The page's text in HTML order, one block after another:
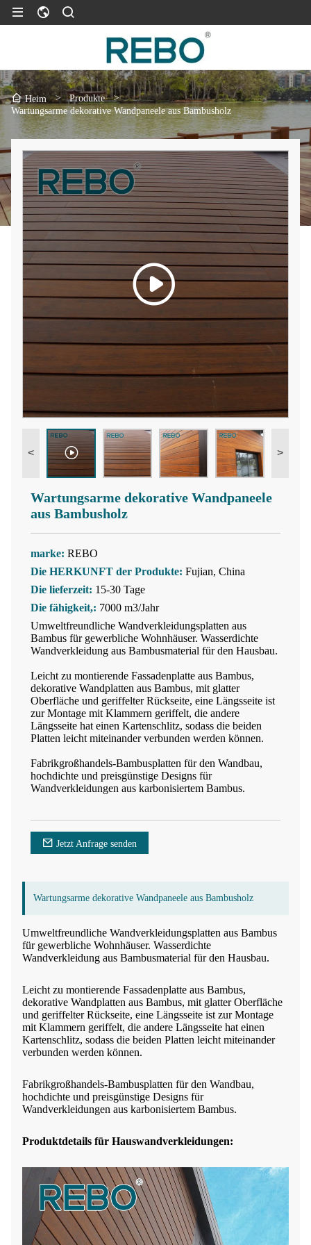
Heim > Produkte
>
Wartungsarme dekorative Wandpaneele aus Bambusholz
< >
Wartungsarme dekorative Wandpaneele
aus Bambusholz
marke: REBO
Die HERKUNFT der Produkte: Fujian, China
Die lieferzeit: 15-30 Tage
Die fähigkeit,: 7000 m3/Jahr
Umweltfreundliche Wandverkleidungsplatten aus
Bambus für gewerbliche Wohnhäuser. Wasserdichte
Wandverkleidung aus Bambusmaterial für den Hausbau.
Leicht zu montierende Fassadenplatte aus Bambus,
dekorative Wandplatten aus Bambus, mit glatter
Oberfläche und geriffelter Rückseite, eine Längsseite ist
zur Montage mit Klammern geriffelt, die andere
Längsseite hat einen Kartenschlitz, sodass die beiden
Platten leicht miteinander verbunden werden können.
Fabrikgroßhandels-Bambusplatten für den Wandbau,
hochdichte und preisgünstige Designs für
Wandverkleidungen aus karbonisiertem Bambus.
Jetzt Anfrage senden
Wartungsarme dekorative Wandpaneele aus Bambusholz
Umweltfreundliche Wandverkleidungsplatten aus Bambus
für gewerbliche Wohnhäuser. Wasserdichte
Wandverkleidung aus Bambusmaterial für den Hausbau.
Leicht zu montierende Fassadenplatte aus Bambus,
dekorative Wandplatten aus Bambus, mit glatter Oberfläche
und geriffelter Rückseite, eine Längsseite ist zur Montage
mit Klammern geriffelt, die andere Längsseite hat einen
Kartenschlitz, sodass die beiden Platten leicht miteinander
verbunden werden können.
Fabrikgroßhandels-Bambusplatten für den Wandbau,
hochdichte und preisgünstige Designs für
Wandverkleidungen aus karbonisiertem Bambus.
Produktdetails für Hauswandverkleidungen: